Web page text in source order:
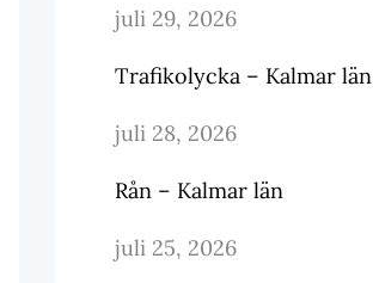
juli 29, 2026
Trafikolycka – Kalmar län
juli 28, 2026
Rån – Kalmar län
juli 25, 2026